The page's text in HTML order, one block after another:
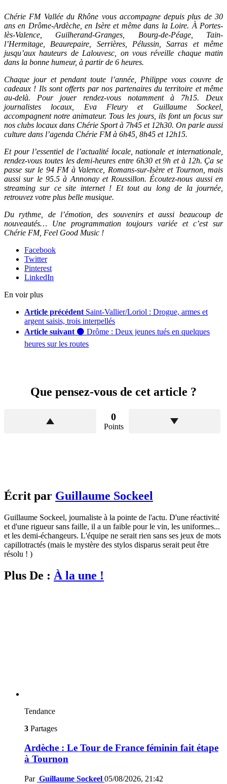
Chérie FM Vallée du Rhône vous accompagne depuis plus de 30
ans en Drôme-Ardèche, en Isère et même dans la Loire. À Portes-
lès-Valence, Guilherand-Granges, Bourg-de-Péage, Tain-
l’Hermitage, Beaurepaire, Serrières, Pélussin, Sarras et même
jusqu’aux hauteurs de Lalouvesc, on vous réveille chaque matin
dans la bonne humeur, à partir de 6 heures.
Chaque jour et pendant toute l’année, Philippe vous couvre de
cadeaux ! Ils sont offerts par nos partenaires du territoire et même
au-delà. Pour jouer rendez-vous notamment à 7h15. Deux
journalistes locaux, Eva Fleury et Guillaume Sockeel,
accompagnent notre animateur. Tous les jours, ils font un focus sur
nos clubs locaux dans Chérie Sport à 7h45 et 12h30. On parle aussi
culture dans l’agenda Chérie FM à 6h45, 8h45 et 12h15.
Et pour l’essentiel de l’actualité locale, nationale et internationale,
rendez-vous toutes les demi-heures entre 6h30 et 9h et à 12h. Ça se
passe sur le 94 FM à Valence, Romans-sur-Isère et Tournon, mais
aussi sur le 95.5 à Annonay et Roussillon. Écoutez-nous aussi en
streaming sur ce site internet ! Et tout au long de la journée,
retrouvez votre plus belle musique.
Du rythme, de l’émotion, des souvenirs et aussi beaucoup de
nouveautés… Une programmation toujours variée et c’est sur
Chérie FM, Feel Good Music !
Facebook
Twitter
Pinterest
LinkedIn
En voir plus
Article précédent Saint-Vallier/Loriol : Drogue, armes et
argent saisis, trois interpellés
Article suivant ⚫️ Drôme : Deux jeunes tués en quelques
heures sur les routes
Que pensez-vous de cet article ?
0
Points
Écrit par Guillaume Sockeel
Guillaume Sockeel, journaliste à la pointe de l'actu. D'une réactivité
et d'une rigueur sans faille, il a un faible pour le vin, les uniformes...
et les demi-échangeurs. L'équipe ne serait rien sans ses jeux de mots
capillotractés (mais le mystère des stylos disparus serait peut être
résolu ! )
Plus De : À la une !
Tendance
3 Partages
Ardèche : Le Tour de France féminin fait étape
à Tournon
Par Guillaume Sockeel 05/08/2026, 21:42